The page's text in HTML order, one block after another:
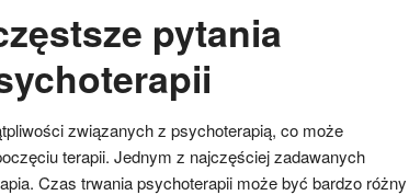
pytania
związanych z psychoterapią, co może
terapii. Jednym z najczęściej zadawanych
Czas trwania psychoterapii może być bardzo różny